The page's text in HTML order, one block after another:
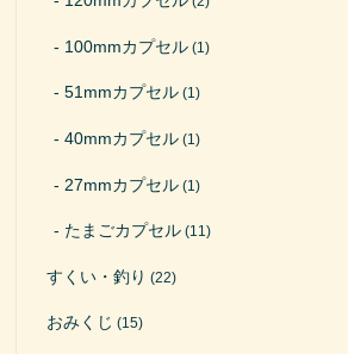
100mmカプセル (1)
51mmカプセル (1)
40mmカプセル (1)
27mmカプセル (1)
たまごカプセル (11)
すくい・釣り (22)
おみくじ (15)